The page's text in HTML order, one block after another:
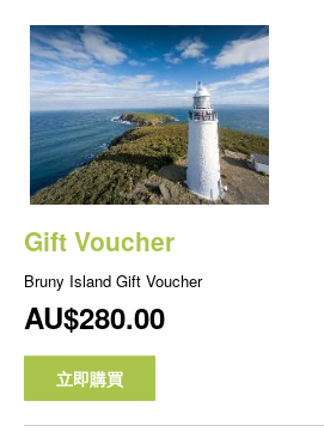
Gift Voucher
Bruny Island Gift Voucher
AU$280.00
立即購買